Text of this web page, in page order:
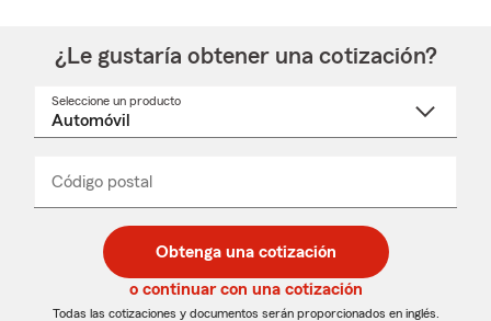
¿Le gustaría obtener una cotización?
Seleccione un producto
desplegable
Código postal
de
5
dígitos
de
5
dígitos
_____
Obtenga una cotización
o continuar con una cotización
Todas las cotizaciones y documentos serán proporcionados en inglés.